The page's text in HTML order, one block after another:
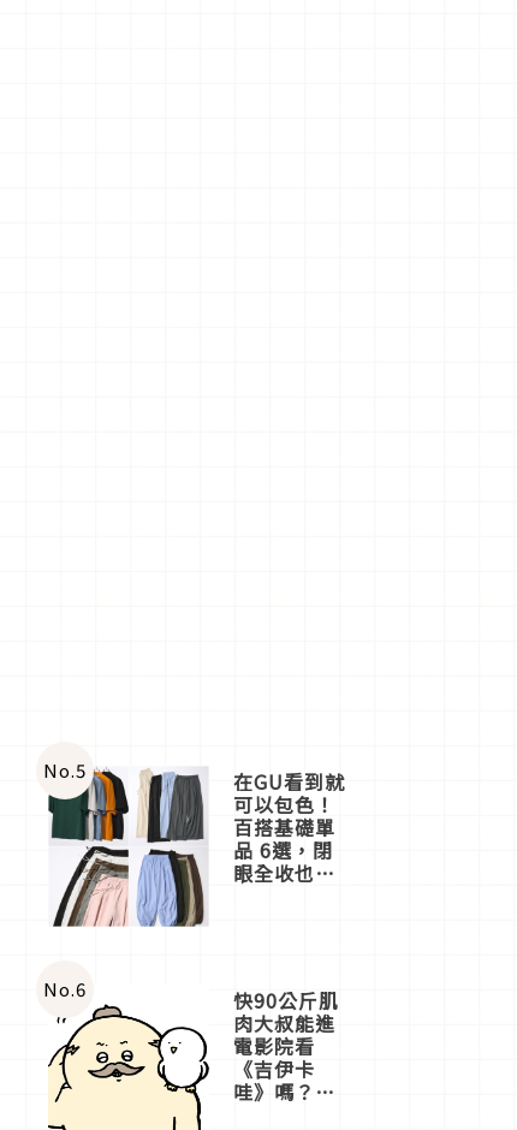
No.5 在GU看到就
可以包色！
百搭基礎單
品 6選，閉
眼全收也不
No.6 快90公斤肌
肉大叔能進
電影院看
《吉伊卡
哇》嗎？日